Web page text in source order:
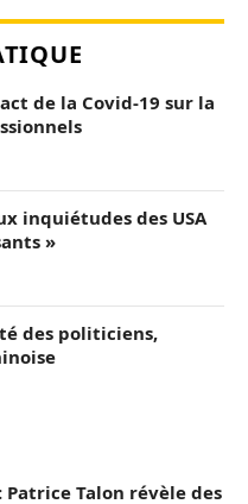
de la Covid-19 sur la
inquiétudes des USA
»
des politiciens,
Talon révèle des